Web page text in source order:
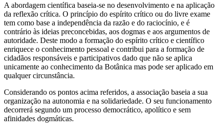
A abordagem científica baseia-se no desenvolvimento e na aplicação
da reflexão crítica. O princípio do espírito crítico ou do livre exame
tem como base a independência da razão e do raciocínio, e é
contrário às ideias preconcebidas, aos dogmas e aos argumentos de
autoridade. Deste modo a formação do espírito crítico e científico
enriquece o conhecimento pessoal e contribui para a formação de
cidadãos responsáveis e participativos dado que não se aplica
unicamente ao conhecimento da Botânica mas pode ser aplicado em
qualquer circunstância.
Considerando os pontos acima referidos, a associação baseia a sua
organização na autonomia e na solidariedade. O seu funcionamento
decorrerá segundo um processo democrático, apolítico e sem
afinidades dogmáticas.